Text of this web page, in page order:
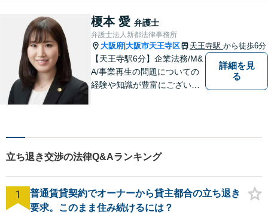
相続、インターネット上のト
ラブルに注力！！
榎本 愛 弁護士
弁護士法人新都法律事務所
大阪府 大阪市天王寺区 天王寺駅 から徒歩6分
【天王寺駅6分】企業法務/M&
A/事業再生の問題についての
経験や知識が豊富にございま
ください。
詳細を見
る
立ち退き交渉の法律Q&Aランキング
1
普通賃貸契約でオーナーから貸主都合の立ち退き
要求。このまま住み続けるには？